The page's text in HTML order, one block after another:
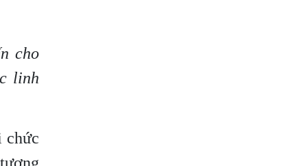
cho
linh
chức